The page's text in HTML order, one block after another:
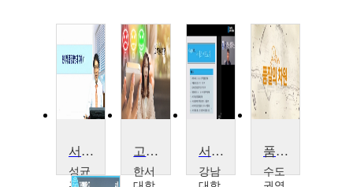
서비스품질경영
성균
고객만족
한서
서비스경영
강남
품질의 차원
수도